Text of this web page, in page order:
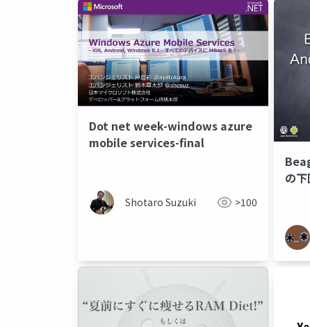
Dot net week-windows azure
mobile services-final
Shotaro Suzuki >100
の